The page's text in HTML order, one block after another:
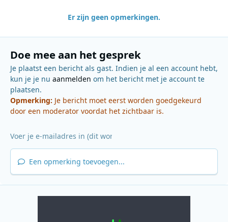
Er zijn geen opmerkingen.
Doe mee aan het gesprek
Je plaatst een bericht als gast. Indien je al een account hebt,
kun je je nu aanmelden om het bericht met je account te
plaatsen.
Opmerking: Je bericht moet eerst worden goedgekeurd
door een moderator voordat het zichtbaar is.
Een opmerking toevoegen...